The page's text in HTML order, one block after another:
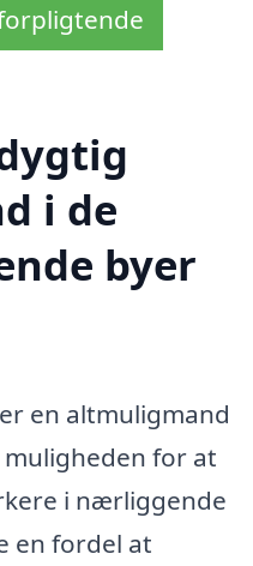
i de
byer
en altmuligmand
for at
i nærliggende
en fordel at